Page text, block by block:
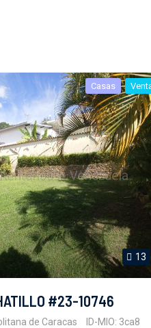
Casas
13
#23-10746
de Caracas ID-MIO: 3ca8